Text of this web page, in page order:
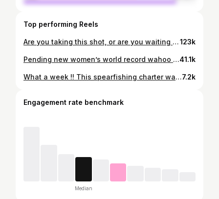
Top performing Reels
Are you taking this shot, or are you waiting for the fish to get closer? As we were finishing a drift, @nicolas_tahimanarii started making noise and pointing at a wahoo that was coming towards us. @elijahapuna quickly tossed his flasher and slipped underwater. He closes the gap and pulls the trigger. What do you think happened next? 🤿 @neritic_diving 🧜🏻‍♂️ @elijahapuna 🏹 @kinetic_spearfishing 🚤 @nicolas_tahimanarii123k
Pending new women’s world record wahoo 36.4kilo. After finding 2 loners in the blue today, it was a game of cat and mouse— multiple times I threw the flasher and Nikki @dermwithme dove on the fish but they stayed just out of range. Her patience paid off though and the bigger of the two finally came in close enough for the surgeon to execute the stone shot. Lights out 💥💥💥Didn’t need floats for this one. Next up is that 50kilo fish! ______________________________________ #Spearfishing #UnderwaterAdventure #OceanHunting #MarineLife #DiveDeep #FishingParadise #SpearoLife #CatchAndCook #Freediving #getready #spearfishing_international #TropicalFishing #ReefHunter #FishingLife #SpearfishingSeason #polynesianwaters #wahoo #41.1k
What a week !! This spearfishing charter was an absolute blast personal bests getting smashed, dream fish getting landed, and enough laughs to keep us afloat even when the dives got deep. Huge shoutout to @zakibrah , who absolutely leveled up out there! He put in the work, pushed through every challenge, and truly earned his dream fish. On the very last day of the trip, when we thought it couldn’t get any better, Zaki sealed the deal with a BLACK MARLIN. Talk about the ultimate cherry on top of an epic adventure! Between the celebrations underwater and the non-stop banter topside, it’s hard to say what was better, the fish we landed or the memories we made trying to land them. Big fish, big vibes, and even bigger stories to tell later. This is why we dive, and why we keep coming back for more. Zaki, that black marlin was well-earned, and you absolutely crushed it! Diver : @zakibrah Photographer : @jean_adrienn Guide : @nicolas_tahimanarii ______________________________________ #spearfishingLegends #zakiLeveledup #blackmarlindreams #spearfishing_international #oceanadventures #spearfishing #spearfishing_reviews #spearfishing_worldwide #spearchannel #spearfishing_extreme7.2k
Engagement rate benchmark
Median